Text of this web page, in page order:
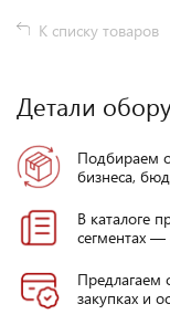
К списку товаров
Детали
Подбираем
бизнеса,
В каталоге
сегментах
Предлагаем
закупках и